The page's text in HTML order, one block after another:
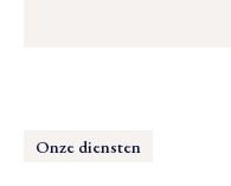
Onze diensten